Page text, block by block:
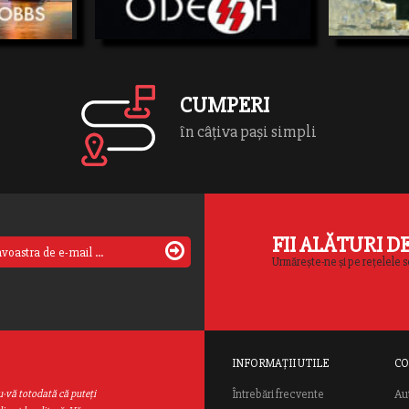
este un
nazişti,infiltrarea lor în partidele politice,
apărarea criminalilor SS aduşi înfaţa
tribunalelor, cât şi acreditarea ideii că
Andreas Albes
Corespondent
CUMPERI
în câțiva pași simpli
FII ALĂTURI
Urmărește-ne și pe rețelele
vă totodată că puteţi
INFORMAȚII UTILE
Întrebări frecvente